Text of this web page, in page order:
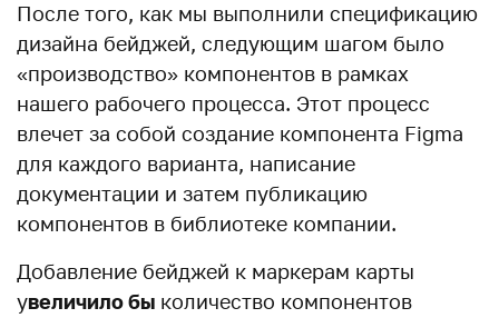
После того, как мы выполнили спецификацию
дизайна бейджей, следующим шагом было
«производство» компонентов в рамках
нашего рабочего процесса. Этот процесс
влечет за собой создание компонента Figma
для каждого варианта, написание
документации и затем публикацию
компонентов в библиотеке компании.
Добавление бейджей к маркерам карты
увеличило бы количество компонентов